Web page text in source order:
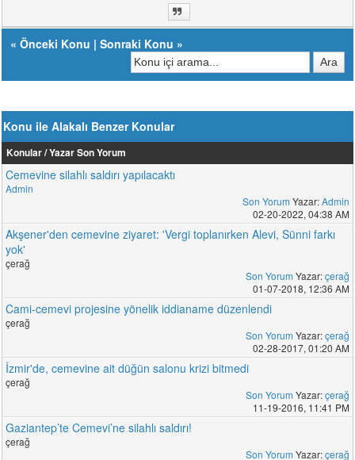
«Önceki Konu |Sonraki Konu »
Konu ile Alakalı Benzer Konular
Konular / YazarSon Yorum
Cemevine silahlı saldırı yapılacaktı
Admin
Son Yorum Yazar:Admin
02-20-2022, 04:38 AM
Akşener'den cemevine ziyaret: 'Vergi toplanırken Alevi, Sünni farkı
yok'
çerağ
Son Yorum Yazar:çerağ
01-07-2018, 12:36 AM
Cami-cemevi projesine yönelik iddianame düzenlendi
çerağ
Son Yorum Yazar:çerağ
02-28-2017, 01:20 AM
İzmir'de, cemevine ait düğün salonu krizi bitmedi
çerağ
Son Yorum Yazar:çerağ
11-19-2016, 11:41 PM
Gaziantep’te Cemevi’ne silahlı saldırı!
çerağ
Son Yorum Yazar:çerağ